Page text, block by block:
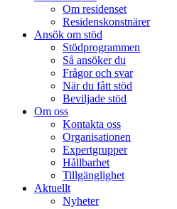
Om residenset
Residenskonstnärer
Ansök om stöd
Stödprogrammen
Så ansöker du
Frågor och svar
När du fått stöd
Beviljade stöd
Om oss
Kontakta oss
Organisationen
Expertgrupper
Hållbarhet
Tillgänglighet
Aktuellt
Nyheter